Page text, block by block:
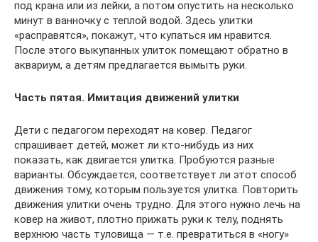
под крана или из лейки, а потом опустить на несколько
минут в ванночку с теплой водой. Здесь улитки
«расправятся», покажут, что купаться им нравится.
После этого выкупанных улиток помещают обратно в
аквариум, а детям предлагается вымыть руки.
Часть пятая. Имитация движений улитки
Дети с педагогом переходят на ковер. Педагог
спрашивает детей, может ли кто-нибудь из них
показать, как двигается улитка. Пробуются разные
варианты. Обсуждается, соответствует ли этот способ
движения тому, которым пользуется улитка. Повторить
движения улитки очень трудно. Для этого нужно лечь на
ковер на живот, плотно прижать руки к телу, поднять
верхнюю часть туловища — т.е. превратиться в «ногу»